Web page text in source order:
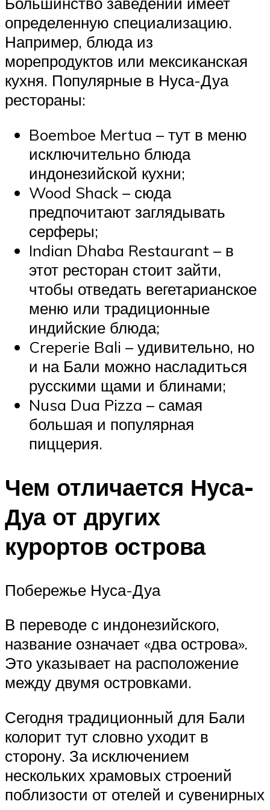
определенную специализацию.
Например, блюда из
морепродуктов или мексиканская
кухня. Популярные в Нуса-Дуа
рестораны:
Boemboe Mertua – тут в меню
исключительно блюда
индонезийской кухни;
Wood Shack – сюда
предпочитают заглядывать
серферы;
Indian Dhaba Restaurant – в
этот ресторан стоит зайти,
чтобы отведать вегетарианское
меню или традиционные
индийские блюда;
Creperie Bali – удивительно, но
и на Бали можно насладиться
русскими щами и блинами;
Nusa Dua Pizza – самая
большая и популярная
пиццерия.
Чем отличается Нуса-
Дуа от других
курортов острова
Побережье Нуса-Дуа
В переводе с индонезийского,
название означает «два острова».
Это указывает на расположение
между двумя островками.
Сегодня традиционный для Бали
колорит тут словно уходит в
сторону. За исключением
нескольких храмовых строений
поблизости от отелей и сувенирных